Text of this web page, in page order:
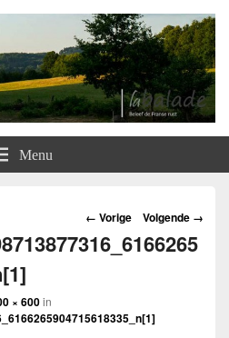
Menu
Afbeeldingsnavigatie
← Vorige Volgende →
× 600in